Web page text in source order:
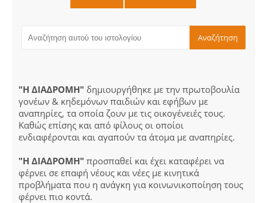
"Η ΔΙΑΔΡΟΜΗ" δημιουργήθηκε με την πρωτοβουλία
γονέων & κηδεμόνων παιδιών και εφήβων με
αναπηρίες, τα οποία ζουν με τις οικογένειές τους.
Καθώς επίσης και από φίλους οι οποίοι
ενδιαφέρονται και αγαπούν τα άτομα με αναπηρίες.
"Η ΔΙΑΔΡΟΜΗ" προσπαθεί και έχει καταφέρει να
φέρνει σε επαφή νέους και νέες με κινητικά
προβλήματα που η ανάγκη για κοινωνικοποίηση τους
φέρνει πιο κοντά.